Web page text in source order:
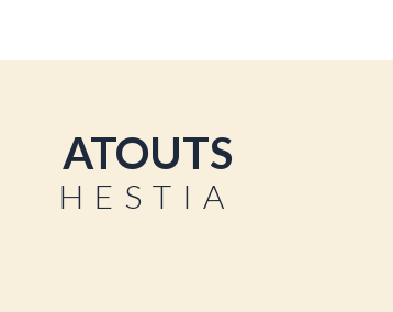
ATOUTS
HESTIA